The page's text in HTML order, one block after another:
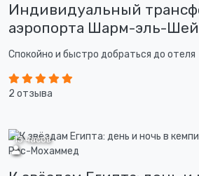
Индивидуальный
аэропорта Шарм-эль-
Спокойно и быстро добраться до отеля
2 отзыва
13 часов